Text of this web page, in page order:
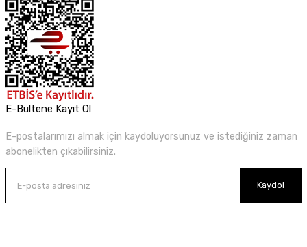
E-Bültene Kayıt Ol
E-postalarımızı almak için kaydoluyorsunuz ve istediğiniz zaman
abonelikten çıkabilirsiniz.
Kaydol